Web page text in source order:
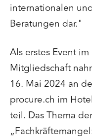
internationalen
Beratungen dar."
Als erstes Event
Mitgliedschaft
16. Mai 2024 an
procure.ch im
teil. Das Thema